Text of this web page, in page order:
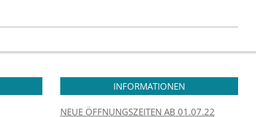
INFORMATIONEN
NEUE ÖFFNUNGSZEITEN AB 01.07.22